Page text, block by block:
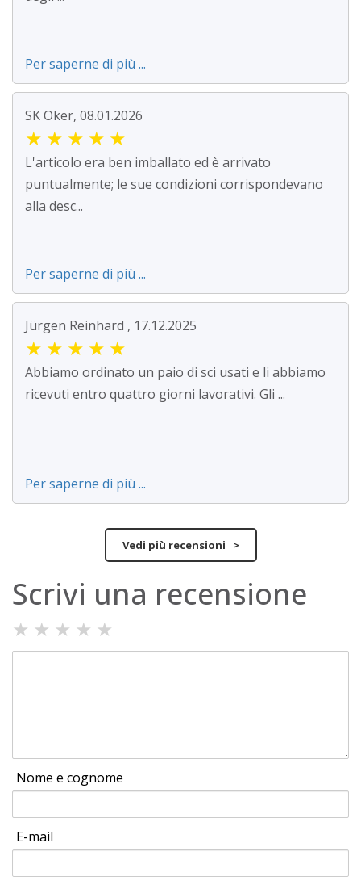
Per saperne di più ...
SK Oker, 08.01.2026
★ ★ ★ ★ ★
L'articolo era ben imballato ed è arrivato
puntualmente; le sue condizioni corrispondevano
alla desc...
Per saperne di più ...
Jürgen Reinhard , 17.12.2025
★ ★ ★ ★ ★
Abbiamo ordinato un paio di sci usati e li abbiamo
ricevuti entro quattro giorni lavorativi. Gli ...
Per saperne di più ...
Vedi più recensioni >
Scrivi una recensione
★ ★ ★ ★ ★
Nome e cognome
E-mail